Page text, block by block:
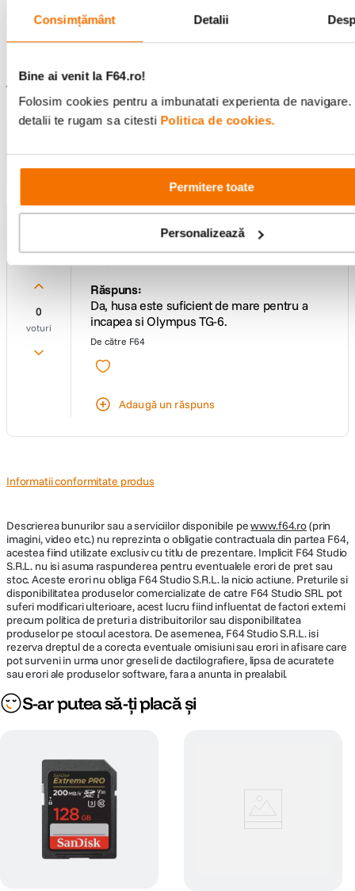
Consimțământ Detalii
Bine ai venit la F64.ro!
Folosim cookies pentru a imbunatati experienta de navigare.
detalii te rugam sa citesti Politica de cookies.
Permitere toate
Personalizează
Întrebări și răspunsuri
0
voturi
TG6
Răspuns:
Da, husa este suficient de mare pentru a
incapea si Olympus TG-6.
De către F64
Adaugă un răspuns
Informatii conformitate produs
Descrierea bunurilor sau a serviciilor disponibile pewww.f64.ro(prin
imagini, video etc.) nu reprezinta o obligatie contractuala din partea F64,
acestea fiind utilizate exclusiv cu titlu de prezentare. Implicit F64 Studio
S.R.L. nu isi asuma raspunderea pentru eventualele erori de pret sau
stoc. Aceste erori nu obliga F64 Studio S.R.L. la nicio actiune. Preturile si
disponibilitatea produselor comercializate de catre F64 Studio SRL pot
suferi modificari ulterioare, acest lucru fiind influentat de factori externi
precum politica de preturi a distribuitorilor sau disponibilitatea
produselor pe stocul acestora. De asemenea, F64 Studio S.R.L. isi
rezerva dreptul de a corecta eventuale omisiuni sau erori in afisare care
pot surveni in urma unor greseli de dactilografiere, lipsa de acuratete
sau erori ale produselor software, fara a anunta in prealabil.
S-ar putea să-ți placă și